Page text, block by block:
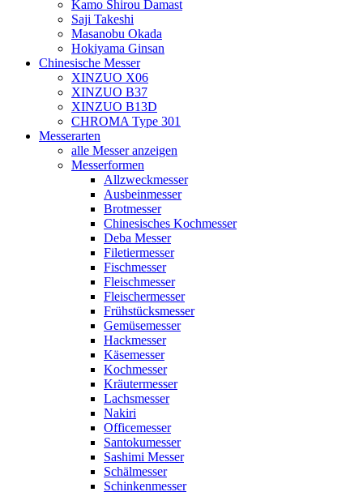
Kamo Shirou Damast
Saji Takeshi
Masanobu Okada
Hokiyama Ginsan
Chinesische Messer
XINZUO X06
XINZUO B37
XINZUO B13D
CHROMA Type 301
Messerarten
alle Messer anzeigen
Messerformen
Allzweckmesser
Ausbeinmesser
Brotmesser
Chinesisches Kochmesser
Deba Messer
Filetiermesser
Fischmesser
Fleischmesser
Fleischermesser
Frühstücksmesser
Gemüsemesser
Hackmesser
Käsemesser
Kochmesser
Kräutermesser
Lachsmesser
Nakiri
Officemesser
Santokumesser
Sashimi Messer
Schälmesser
Schinkenmesser